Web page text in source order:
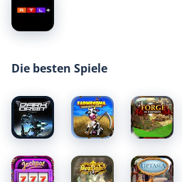
Die besten Spiele